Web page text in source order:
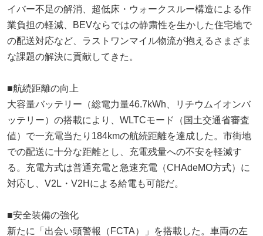
イバー不足の解消、超低床・ウォークスルー構造による作
業負担の軽減、BEVならではの静粛性を生かした住宅地で
の配送対応など、ラストワンマイル物流が抱えるさまざま
な課題の解決に貢献してきた。
■航続距離の向上
大容量バッテリー（総電力量46.7kWh、リチウムイオンバ
ッテリー）の搭載により、WLTCモード（国土交通省審査
値）で一充電当たり184kmの航続距離を達成した。市街地
での配送に十分な距離とし、充電残量への不安を軽減す
る。充電方式は普通充電と急速充電（CHAdeMO方式）に
対応し、V2L・V2Hによる給電も可能だ。
■安全装備の強化
新たに「出会い頭警報（FCTA）」を搭載した。車両の左